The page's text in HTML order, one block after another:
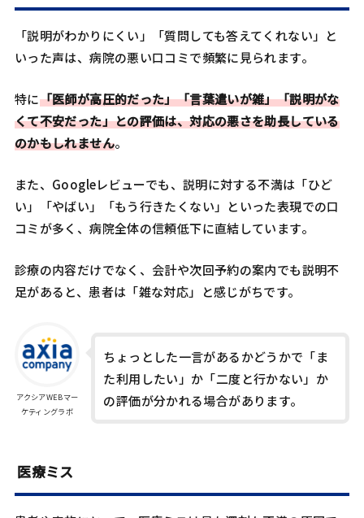
「説明がわかりにくい」「質問しても答えてくれない」と
いった声は、病院の悪い口コミで頻繁に見られます。
特に「医師が高圧的だった」「言葉遣いが雑」「説明がな
くて不安だった」との評価は、対応の悪さを助長している
のかもしれません。
また、Googleレビューでも、説明に対する不満は「ひど
い」「やばい」「もう行きたくない」といった表現での口
コミが多く、病院全体の信頼低下に直結しています。
診療の内容だけでなく、会計や次回予約の案内でも説明不
足があると、患者は「雑な対応」と感じがちです。
アクシアWEBマー
ケティングラボ
ちょっとした一言があるかどうかで「ま
た利用したい」か「二度と行かない」か
の評価が分かれる場合があります。
医療ミス